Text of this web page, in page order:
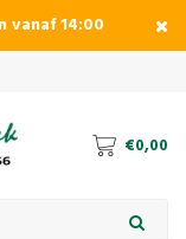
vanaf 14:00
€0,00